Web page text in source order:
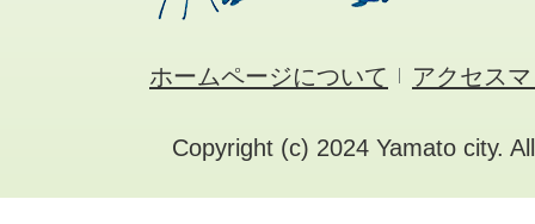
ホームページについて アクセス
Copyright (c) 2024 Yamato city.